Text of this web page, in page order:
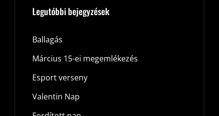
Legutóbbi bejegyzések
Ballagás
Március 15-ei megemlékezés
Esport verseny
Valentin Nap